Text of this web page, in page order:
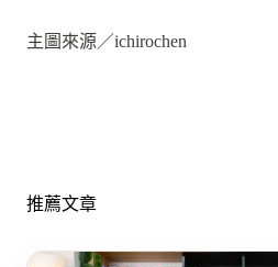
主圖來源／ichirochen
推薦文章